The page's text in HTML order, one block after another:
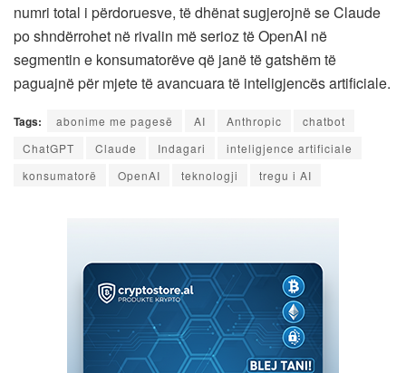
numri total i përdoruesve, të dhënat sugjerojnë se Claude
po shndërrohet në rivalin më serioz të OpenAI në
segmentin e konsumatorëve që janë të gatshëm të
paguajnë për mjete të avancuara të inteligjencës artificiale.
Tags: abonime me pagesë AI Anthropic
chatbot
ChatGPT
Claude Indagari
inteligjence artificiale
konsumatorë
OpenAI teknologji tregu i AI